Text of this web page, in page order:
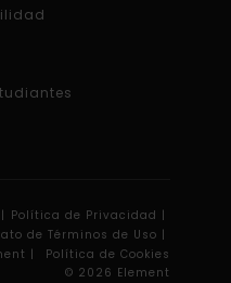
Política de Privacidad |
de Términos de Uso |
|
Política de Cookies
© 2026 Element